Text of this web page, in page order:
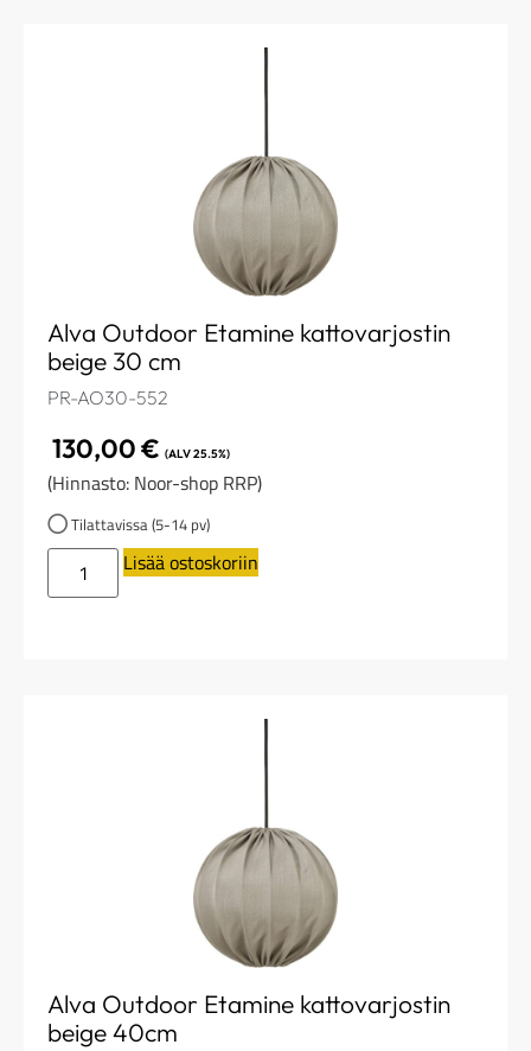
Alva Outdoor Etamine kattovarjostin
beige 30 cm
PR-AO30-552
130,00€ (ALV 25.5%)
(Hinnasto: Noor-shop RRP)
Tilattavissa (5-14 pv)
Lisää ostoskoriin
Alva Outdoor Etamine kattovarjostin
beige 40cm